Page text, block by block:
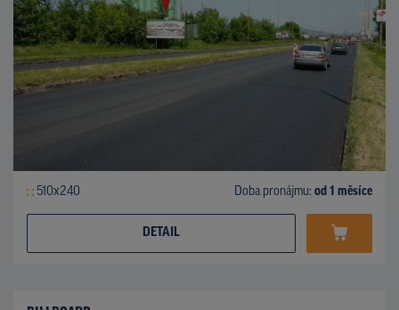
510x240 Doba pronájmu: od 1 měsíce
DETAIL